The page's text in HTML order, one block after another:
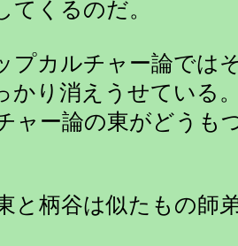
てくるのだ。
プカルチャー論では
かり消えうせている
ャー論の東がどうも
と柄谷は似たもの師